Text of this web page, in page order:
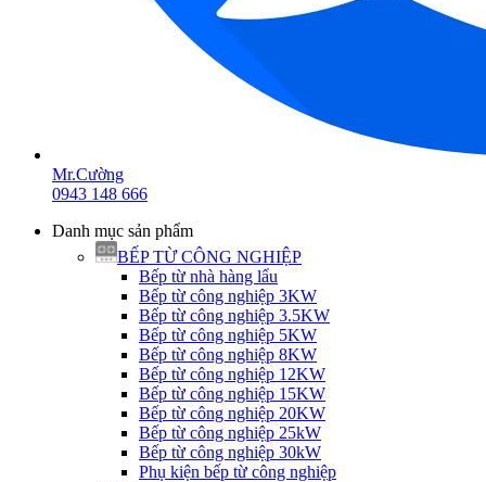
Mr.Cường
0943 148 666
Danh mục sản phẩm
BẾP TỪ CÔNG NGHIỆP
Bếp từ nhà hàng lẩu
Bếp từ công nghiệp 3KW
Bếp từ công nghiệp 3.5KW
Bếp từ công nghiệp 5KW
Bếp từ công nghiệp 8KW
Bếp từ công nghiệp 12KW
Bếp từ công nghiệp 15KW
Bếp từ công nghiệp 20KW
Bếp từ công nghiệp 25kW
Bếp từ công nghiệp 30kW
Phụ kiện bếp từ công nghiệp